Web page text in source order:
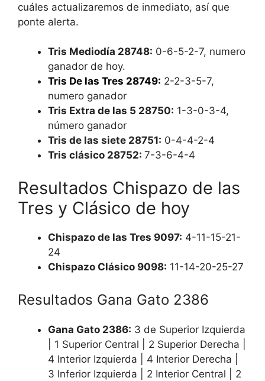
cuáles actualizaremos de inmediato, así que
ponte alerta.
Tris Mediodía 28748: 0-6-5-2-7, numero
ganador de hoy.
Tris De las Tres 28749: 2-2-3-5-7,
numero ganador
Tris Extra de las 5 28750: 1-3-0-3-4,
número ganador
Tris de las siete 28751: 0-4-4-2-4
Tris clásico 28752: 7-3-6-4-4
Resultados Chispazo de las
Tres y Clásico de hoy
Chispazo de las Tres 9097: 4-11-15-21-
24
Chispazo Clásico 9098: 11-14-20-25-27
Resultados Gana Gato 2386
Gana Gato 2386: 3 de Superior Izquierda
| 1 Superior Central | 2 Superior Derecha |
4 Interior Izquierda | 4 Interior Derecha |
3 Inferior Izquierda | 2 Interior Central | 2